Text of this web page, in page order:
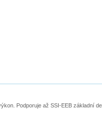
Podporuje až SSI-EEB